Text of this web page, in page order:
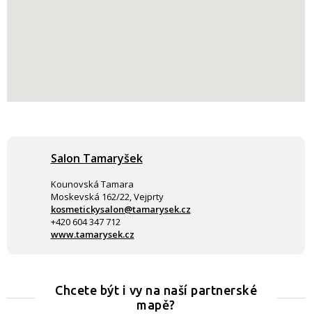
Salon Tamaryšek
Kounovská Tamara
Moskevská 162/22, Vejprty
kosmetickysalon@tamarysek.cz
+420 604 347 712
www.tamarysek.cz
Chcete být i vy na naší partnerské
mapě?